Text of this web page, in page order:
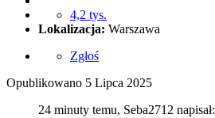
4,2 tys.
Lokalizacja: Warszawa
Zgłoś
Opublikowano 5 Lipca 2025
24 minuty temu, Seba2712 napisał: